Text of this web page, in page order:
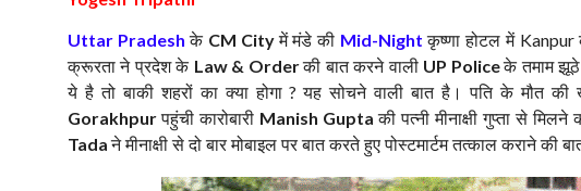
Uttar Pradesh के CM Cityमें मंडे की Mid-Night कृष्णा होटल में Kanpur
क्रूरता ने प्रदेश के Law & Orderकी बात करने वाली UP Policeके तमाम
ये है तो बाकी शहरों का क्या होगा ?यह सोचने वाली बात है। पति के मौत की
Gorakhpurपहुंची कारोबारी Manish Gupta की पत्नी मीनाक्षी गुप्ता से मिलने
Tadaने मीनाक्षी से दो बार मोबाइल पर बात करते हुए पोस्टमार्टम तत्काल कराने की